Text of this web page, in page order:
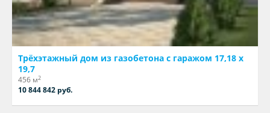
Трёхэтажный дом из газобетона с гаражом 17,18 х
19,7
456 м2
10 844 842 руб.